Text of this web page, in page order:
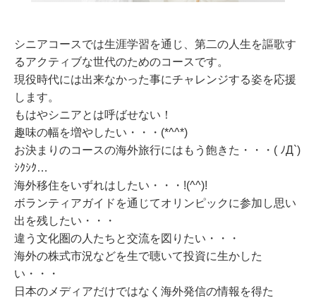
シニアコースでは生涯学習を通じ、第二の人生を謳歌す
るアクティブな世代のためのコースです。
現役時代には出来なかった事にチャレンジする姿を応援
します。
もはやシニアとは呼ばせない！
趣味の幅を増やしたい・・・(*^^*)
お決まりのコースの海外旅行にはもう飽きた・・・( ﾉД`)
ｼｸｼｸ…
海外移住をいずれはしたい・・・!(^^)!
ボランティアガイドを通じてオリンピックに参加し思い
出を残したい・・・
違う文化圏の人たちと交流を図りたい・・・
海外の株式市況などを生で聴いて投資に生かした
い・・・
日本のメディアだけではなく海外発信の情報を得た